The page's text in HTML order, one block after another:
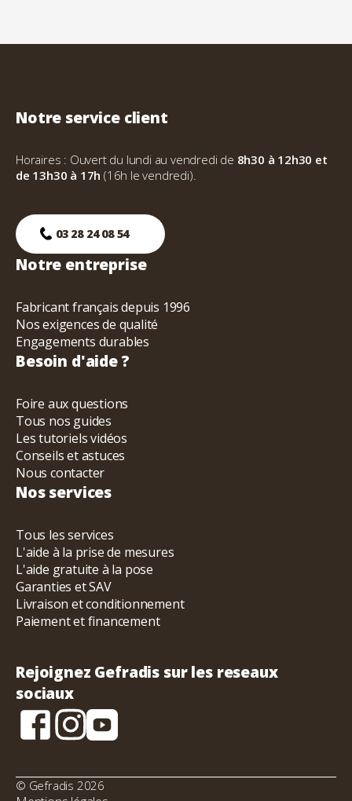
Notre service client
Horaires : Ouvert du lundi au vendredi de 8h30 à 12h30 et
de 13h30 à 17h(16h le vendredi).
03 28 24 08 54
Notre entreprise
Fabricant français depuis 1996
Nos exigences de qualité
Engagements durables
Besoin d'aide ?
Foire aux questions
Tous nos guides
Les tutoriels vidéos
Conseils et astuces
Nous contacter
Nos services
Tous les services
L'aide à la prise de mesures
L'aide gratuite à la pose
Garanties et SAV
Livraison et conditionnement
Paiement et financement
Rejoignez Gefradis sur les reseaux
sociaux
© Gefradis 2026